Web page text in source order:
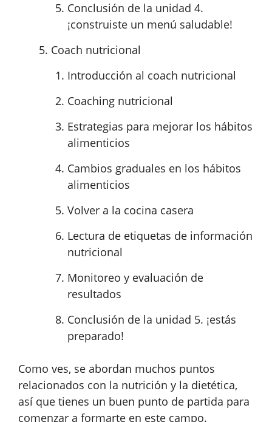
Conclusión de la unidad 4.
¡construiste un menú saludable!
Coach nutricional
Introducción al ​​coach nutricional
Coaching nutricional
Estrategias para mejorar los hábitos
alimenticios
Cambios graduales en los hábitos
alimenticios
Volver a la cocina casera
Lectura de etiquetas de información
nutricional
Monitoreo y evaluación de
resultados
Conclusión de la unidad 5. ¡estás
preparado!
Como ves, se abordan muchos puntos
relacionados con la nutrición y la dietética,
así que tienes un buen punto de partida para
comenzar a formarte en este campo.